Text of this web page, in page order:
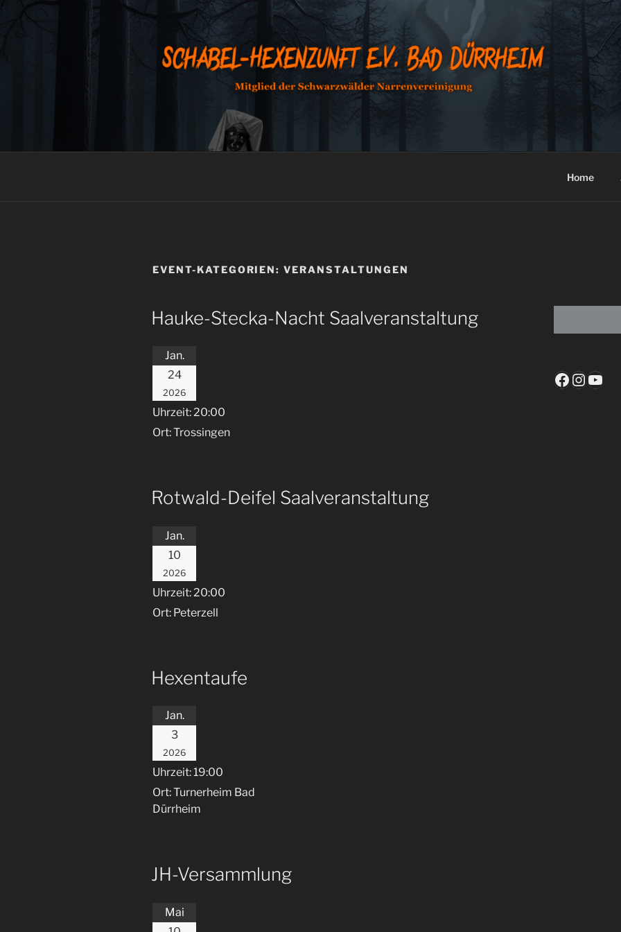
SCHABEL-HEXENZUNFT E.V.
Home
EVENT-KATEGORIEN:VERANSTALTUNGEN
Hauke-Stecka-Nacht Saalveranstaltung
Jan.
24
2026
Uhrzeit:20:00
Ort:Trossingen
Rotwald-Deifel Saalveranstaltung
Jan.
10
2026
Uhrzeit: 20:00
Ort: Peterzell
Hexentaufe
Jan.
3
2026
Uhrzeit:19:00
Ort:Turnerheim Bad
Dürrheim
JH-Versammlung
Mai
Facebook